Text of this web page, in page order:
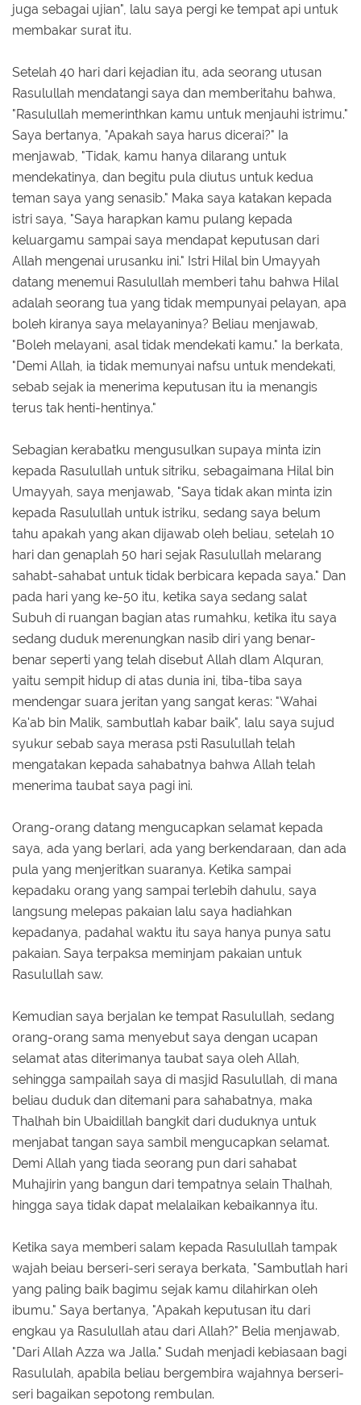
juga sebagai ujian", lalu saya pergi ke tempat api untuk
membakar surat itu.
Setelah 40 hari dari kejadian itu, ada seorang utusan
Rasulullah mendatangi saya dan memberitahu bahwa,
"Rasulullah memerinthkan kamu untuk menjauhi istrimu."
Saya bertanya, "Apakah saya harus dicerai?" Ia
menjawab, "Tidak, kamu hanya dilarang untuk
mendekatinya, dan begitu pula diutus untuk kedua
teman saya yang senasib." Maka saya katakan kepada
istri saya, "Saya harapkan kamu pulang kepada
keluargamu sampai saya mendapat keputusan dari
Allah mengenai urusanku ini." Istri Hilal bin Umayyah
datang menemui Rasulullah memberi tahu bahwa Hilal
adalah seorang tua yang tidak mempunyai pelayan, apa
boleh kiranya saya melayaninya? Beliau menjawab,
"Boleh melayani, asal tidak mendekati kamu." Ia berkata,
"Demi Allah, ia tidak memunyai nafsu untuk mendekati,
sebab sejak ia menerima keputusan itu ia menangis
terus tak henti-hentinya."
Sebagian kerabatku mengusulkan supaya minta izin
kepada Rasulullah untuk sitriku, sebagaimana Hilal bin
Umayyah, saya menjawab, "Saya tidak akan minta izin
kepada Rasulullah untuk istriku, sedang saya belum
tahu apakah yang akan dijawab oleh beliau, setelah 10
hari dan genaplah 50 hari sejak Rasulullah melarang
sahabt-sahabat untuk tidak berbicara kepada saya." Dan
pada hari yang ke-50 itu, ketika saya sedang salat
Subuh di ruangan bagian atas rumahku, ketika itu saya
sedang duduk merenungkan nasib diri yang benar-
benar seperti yang telah disebut Allah dlam Alquran,
yaitu sempit hidup di atas dunia ini, tiba-tiba saya
mendengar suara jeritan yang sangat keras: "Wahai
Ka'ab bin Malik, sambutlah kabar baik", lalu saya sujud
syukur sebab saya merasa psti Rasulullah telah
mengatakan kepada sahabatnya bahwa Allah telah
menerima taubat saya pagi ini.
Orang-orang datang mengucapkan selamat kepada
saya, ada yang berlari, ada yang berkendaraan, dan ada
pula yang menjeritkan suaranya. Ketika sampai
kepadaku orang yang sampai terlebih dahulu, saya
langsung melepas pakaian lalu saya hadiahkan
kepadanya, padahal waktu itu saya hanya punya satu
pakaian. Saya terpaksa meminjam pakaian untuk
Rasulullah saw.
Kemudian saya berjalan ke tempat Rasulullah, sedang
orang-orang sama menyebut saya dengan ucapan
selamat atas diterimanya taubat saya oleh Allah,
sehingga sampailah saya di masjid Rasulullah, di mana
beliau duduk dan ditemani para sahabatnya, maka
Thalhah bin Ubaidillah bangkit dari duduknya untuk
menjabat tangan saya sambil mengucapkan selamat.
Demi Allah yang tiada seorang pun dari sahabat
Muhajirin yang bangun dari tempatnya selain Thalhah,
hingga saya tidak dapat melalaikan kebaikannya itu.
Ketika saya memberi salam kepada Rasulullah tampak
wajah beiau berseri-seri seraya berkata, "Sambutlah hari
yang paling baik bagimu sejak kamu dilahirkan oleh
ibumu." Saya bertanya, "Apakah keputusan itu dari
engkau ya Rasulullah atau dari Allah?" Belia menjawab,
"Dari Allah Azza wa Jalla." Sudah menjadi kebiasaan bagi
Rasululah, apabila beliau bergembira wajahnya berseri-
seri bagaikan sepotong rembulan.